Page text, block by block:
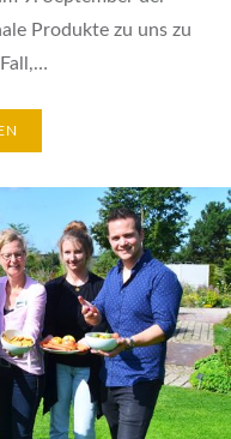
Produkte zu uns zu